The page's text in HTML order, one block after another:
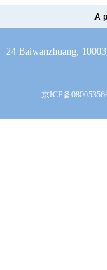
A
24 Baiwanzhuang,
京ICP备